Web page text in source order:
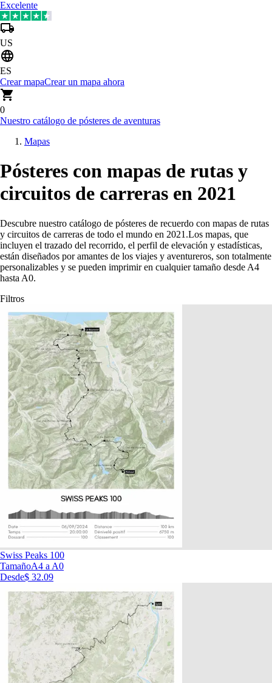
Excelente
US
ES
Crear mapaCrear un mapa ahora
0
Nuestro catálogo de pósteres de aventuras
Mapas
Pósteres con mapas de rutas y
circuitos de carreras en 2021
Descubre nuestro catálogo de pósteres de recuerdo con mapas de rutas
y circuitos de carreras de todo el mundo en 2021 .Los mapas, que
incluyen el trazado del recorrido, el perfil de elevación y estadísticas,
están diseñados por amantes de los viajes y aventureros, son totalmente
personalizables y se pueden imprimir en cualquier tamaño desde A4
hasta A0.
Filtros
Swiss Peaks 100
TamañoA4 a A0
Desde$ 32.09